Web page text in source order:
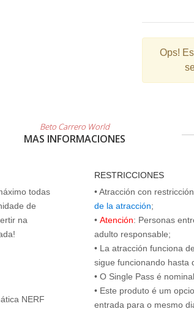
Ops!
Beto Carrero World
MAS INFORMACIONES
todas
de
na
NERF
RESTRICCIONES
• Atracción con
de la atracción;
• Atención: Personas
adulto responsable;
• La atracción funciona
sigue funcionando hasta
• O Single Pass é
• Este produto é um
entrada para o mesmo